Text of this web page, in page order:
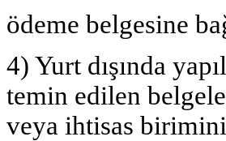
ödeme belgesine
4) Yurt dışında
temin edilen
veya ihtisas